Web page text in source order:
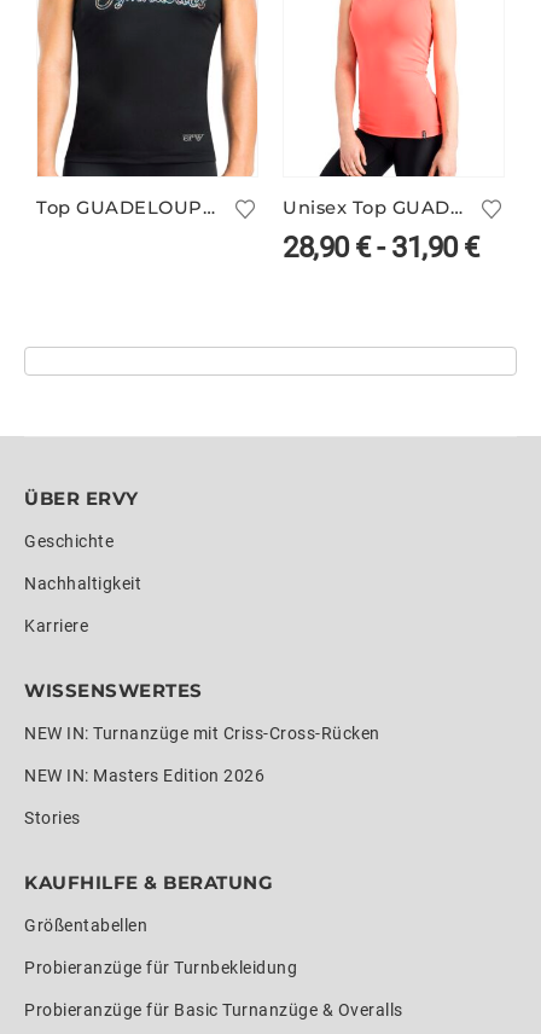
Top GUADELOUPE/6 Unisex Top GUADELOUPE Long/15 viele Farben
28,90€-31,90€
ÜBER ERVY
Geschichte
Nachhaltigkeit
Karriere
WISSENSWERTES
NEW IN: Turnanzüge mit Criss-Cross-Rücken
NEW IN: Masters Edition 2026
Stories
KAUFHILFE & BERATUNG
Größentabellen
Probieranzüge für Turnbekleidung
Probieranzüge für Basic Turnanzüge & Overalls